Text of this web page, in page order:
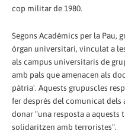
cop militar de 1980.
Segons Acadèmics per la Pau,
òrgan universitari, vinculat a
als campus universitaris de
amb pals que amenacen als
pàtria'. Aquests grupuscles
fer després del comunicat dels
donar "una resposta a aquests
solidaritzen amb terroristes".